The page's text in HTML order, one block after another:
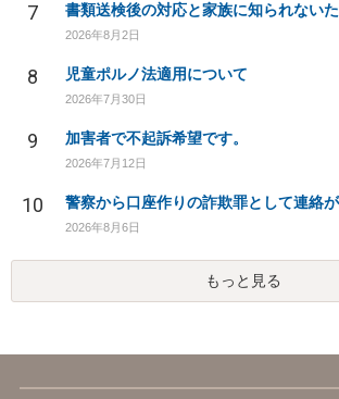
7
2026年8月2日
8 児童ポルノ法適用について
2026年7月30日
9 加害者で不起訴希望です。
2026年7月12日
10 警察から口座作りの詐欺罪として連絡が
2026年8月6日
もっと見る